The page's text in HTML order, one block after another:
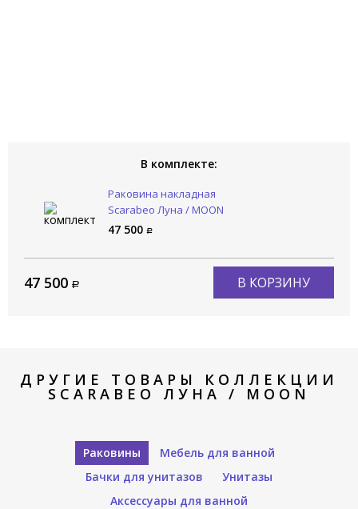
В комплекте:
Раковина накладная
Scarabeo Луна / MOON
5504/41
47 500
47 500 В КОРЗИНУ
ДРУГИЕ ТОВАРЫ КОЛЛЕКЦИИ
SCARABEO ЛУНА / MOON
Раковины
Мебель для ванной
Бачки для унитазов
Унитазы
Аксессуары для ванной